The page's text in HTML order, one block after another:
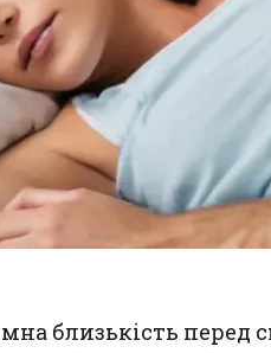
близькість перед